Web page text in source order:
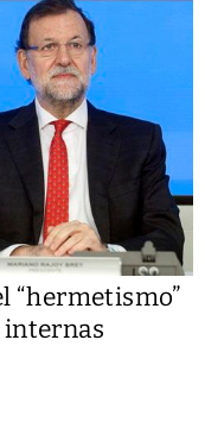
“hermetismo”
internas